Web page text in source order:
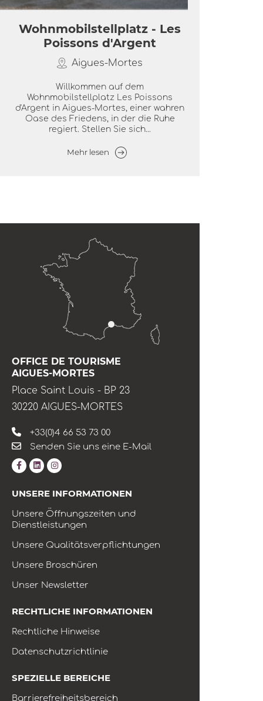
Wohnmobilstellplatz - Les
Poissons d'Argent
Aigues-Mortes
Willkommen auf dem
Wohnmobilstellplatz Les Poissons
d'Argent in Aigues-Mortes, einer wahren
Oase des Friedens, in der die Ruhe
regiert. Stellen Sie sich...
Mehr lesen
OFFICE DE TOURISME
AIGUES-MORTES
Place Saint Louis - BP 23
30220 AIGUES-MORTES
+33(0)4 66 53 73 00
Senden Sie uns eine E-Mail
UNSERE INFORMATIONEN
Unsere Öffnungszeiten und
Dienstleistungen
Unsere Qualitätsverpflichtungen
Unsere Broschüren
Unser Newsletter
RECHTLICHE INFORMATIONEN
Rechtliche Hinweise
Datenschutzrichtlinie
SPEZIELLE BEREICHE
Barrierefreiheitsbereich